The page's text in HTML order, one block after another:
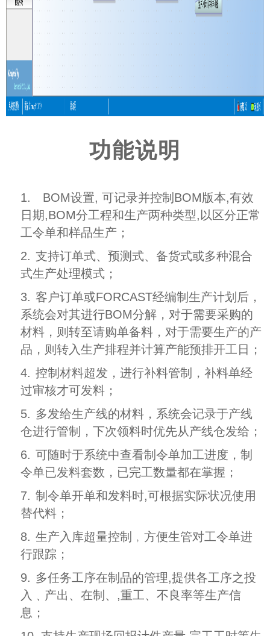
功能说明
1.
BOM设置, 可记录并控制BOM版本,有效
日期,BOM分工程和生产两种类型,以区分正常
工令单和样品生产；
2. 支持订单式、预测式、备货式或多种混合
式生产处理模式；
3. 客户订单或FORCAST经编制生产计划后，
系统会对其进行BOM分解，对于需要采购的
材料，则转至请购单备料，对于需要生产的产
品，则转入生产排程并计算产能预排开工日；
4. 控制材料超发，进行补料管制，补料单经
过审核才可发料；
5. 多发给生产线的材料，系统会记录于产线
仓进行管制，下次领料时优先从产线仓发给；
6. 可随时于系统中查看制令单加工进度，制
令单已发料套数，已完工数量都在掌握；
7. 制令单开单和发料时,可根据实际状况使用
替代料；
8. 生产入库超量控制﹐方便生管对工令单进
行跟踪；
9. 多任务工序在制品的管理,提供各工序之投
入﹑产出、在制、,重工、不良率等生产信
息；